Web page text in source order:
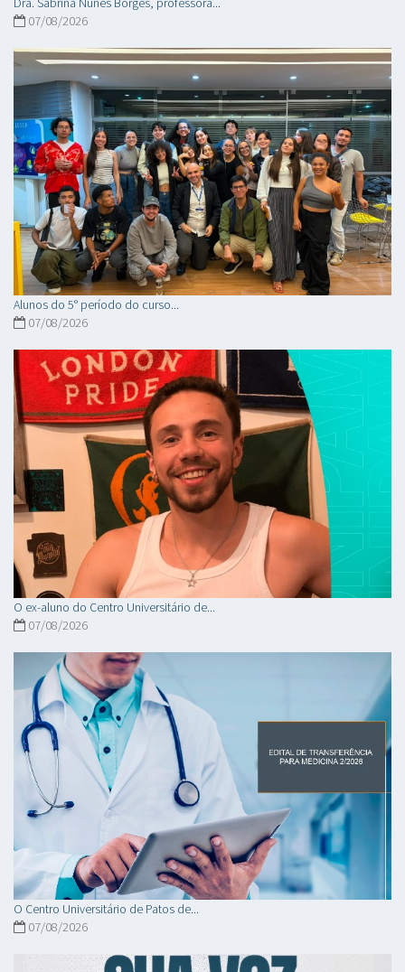
07/08/2026
Alunos do 5° período do curso...
07/08/2026
O ex-aluno do Centro Universitário de...
07/08/2026
O Centro Universitário de Patos de...
07/08/2026